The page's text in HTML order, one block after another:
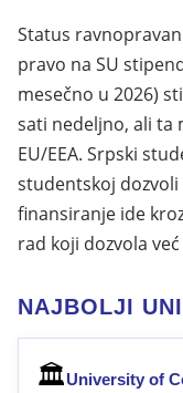
Status
pravo na SU
mesečno u 2026)
sati nedeljno, ali ta
EU/EEA. Srpski
studentskoj
finansiranje ide
rad koji dozvola
NAJBOLJI
🏛University of